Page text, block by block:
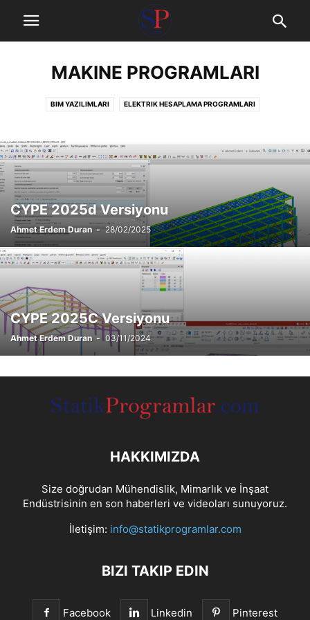
MAKINE PROGRAMLARI
BIM YAZILIMLARI ELEKTRIK HESAPLAMA PROGRAMLARI
MEKANIK TASARIM PROGRAMLARI
SIMÜLASYON PROGRAMLARI
TASARIM VE DETAYLANDIRMA PROGRAMLARI
CYPE 2025d Versiyonu
Ahmet Erdem Duran - 28/02/2025
CYPE 2025C Versiyonu
Ahmet Erdem Duran - 03/11/2024
HAKKIMIZDA
Size doğrudan Mühendislik, Mimarlık ve İnşaat
Endüstrisinin en son haberleri ve videoları sunuyoruz.
İletişim: info@statikprogramlar.com
BIZI TAKIP EDIN
Facebook Linkedin Pinterest